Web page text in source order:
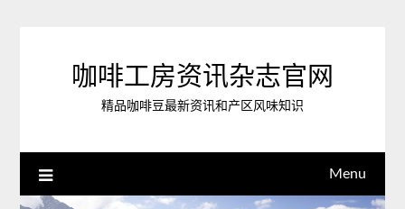
咖啡工房资讯杂志官网
精品咖啡豆最新资讯和产区风味知识
Menu